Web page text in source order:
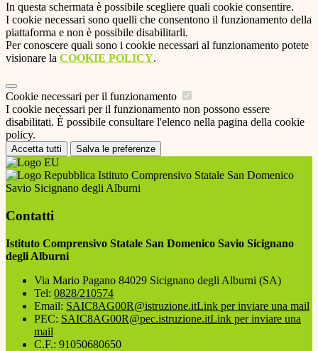
In questa schermata è possibile scegliere quali cookie consentire.
I cookie necessari sono quelli che consentono il funzionamento della
piattaforma e non è possibile disabilitarli.
Per conoscere quali sono i cookie necessari al funzionamento potete
visionare la COOKIE POLICY.
Cookie necessari per il funzionamento
I cookie necessari per il funzionamento non possono essere
disabilitati. È possibile consultare l'elenco nella pagina della cookie
policy.
Accetta tutti Salva le preferenze
Istituto Comprensivo Statale San Domenico
Savio Sicignano degli Alburni
Contatti
Istituto Comprensivo Statale San Domenico Savio Sicignano
degli Alburni
Via Mario Pagano 84029 Sicignano degli Alburni (SA)
Tel: 0828/210574
Email: SAIC8AG00R@istruzione.itLink per inviare una mail
PEC: SAIC8AG00R@pec.istruzione.itLink per inviare una
mail
C.F.: 91050680650